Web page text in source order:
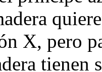
X, pero